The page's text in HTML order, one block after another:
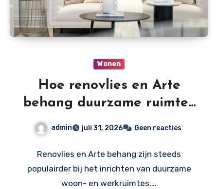
Wonen
Hoe renovlies en Arte
behang duurzame ruimtes
admin juli 31, 2026 Geen reacties
Renovlies en Arte behang zijn steeds
populairder bij het inrichten van duurzame
woon- en werkruimtes.…